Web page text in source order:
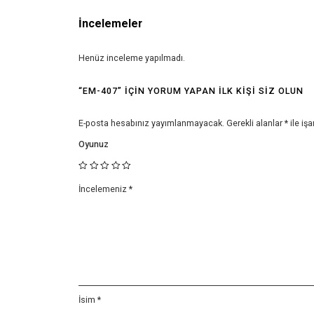
İncelemeler
Henüz inceleme yapılmadı.
“EM-407” IÇIN YORUM YAPAN ILK KIŞI SIZ OLUN
E-posta hesabınız yayımlanmayacak. Gerekli alanlar * ile
Oyunuz
İncelemeniz *
İsim *